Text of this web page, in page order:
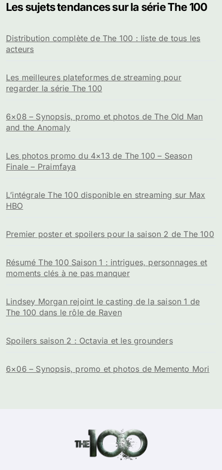
Les sujets tendances sur la série The 100
Distribution complète de The 100 : liste de tous les
acteurs
Les meilleures plateformes de streaming pour
regarder la série The 100
6×08 – Synopsis, promo et photos de The Old Man
and the Anomaly
Les photos promo du 4×13 de The 100 – Season
Finale – Praimfaya
L’intégrale The 100 disponible en streaming sur Max
HBO
Premier poster et spoilers pour la saison 2 de The 100
Résumé The 100 Saison 1 : intrigues, personnages et
moments clés à ne pas manquer
Lindsey Morgan rejoint le casting de la saison 1 de
The 100 dans le rôle de Raven
Spoilers saison 2 : Octavia et les grounders
6×06 – Synopsis, promo et photos de Memento Mori